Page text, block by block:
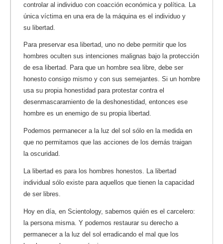
controlar al individuo con coacción económica y política. La
única víctima en una era de la máquina es el individuo y
su libertad.
Para preservar esa libertad, uno no debe permitir que los
hombres oculten sus intenciones malignas bajo la protección
de esa libertad. Para que un hombre sea libre, debe ser
honesto consigo mismo y con sus semejantes. Si un hombre
usa su propia honestidad para protestar contra el
desenmascaramiento de la deshonestidad, entonces ese
hombre es un enemigo de su propia libertad.
Podemos permanecer a la luz del sol sólo en la medida en
que no permitamos que las acciones de los demás traigan
la oscuridad.
La libertad es para los hombres honestos. La libertad
individual sólo existe para aquellos que tienen la capacidad
de ser libres.
Hoy en día, en Scientology, sabemos quién es el carcelero:
la persona misma. Y podemos restaurar su derecho a
permanecer a la luz del sol erradicando el mal que los